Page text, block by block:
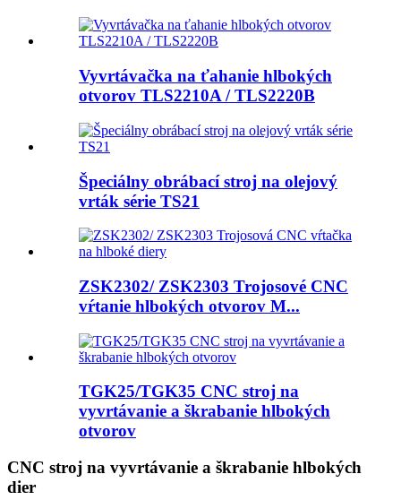
Vyvrtávačka na ťahanie hlbokých
otvorov TLS2210A / TLS2220B
Špeciálny obrábací stroj na olejový
vrták série TS21
ZSK2302/ ZSK2303 Trojosové CNC
vŕtanie hlbokých otvorov M...
TGK25/TGK35 CNC stroj na
vyvrtávanie a škrabanie hlbokých
otvorov
CNC stroj na vyvrtávanie a škrabanie hlbokých
dier